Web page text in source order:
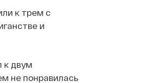
к трем с
и
к двум
не понравилась